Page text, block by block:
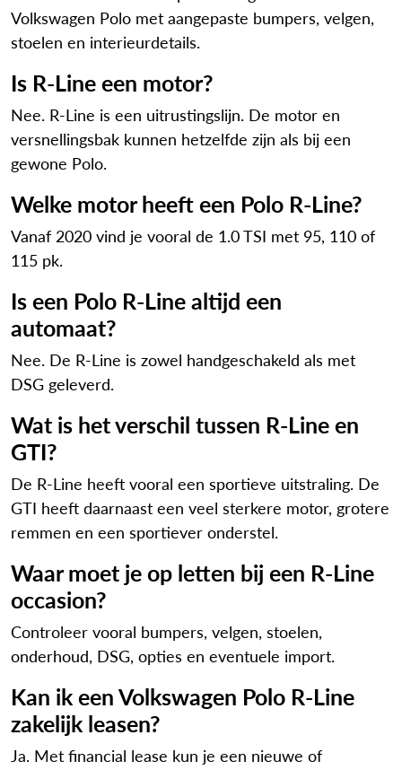
Volkswagen Polo met aangepaste bumpers, velgen,
stoelen en interieurdetails.
Is R-Line een motor?
Nee. R-Line is een uitrustingslijn. De motor en
versnellingsbak kunnen hetzelfde zijn als bij een
gewone Polo.
Welke motor heeft een Polo R-Line?
Vanaf 2020 vind je vooral de 1.0 TSI met 95, 110 of
115 pk.
Is een Polo R-Line altijd een
automaat?
Nee. De R-Line is zowel handgeschakeld als met
DSG geleverd.
Wat is het verschil tussen R-Line en
GTI?
De R-Line heeft vooral een sportieve uitstraling. De
GTI heeft daarnaast een veel sterkere motor, grotere
remmen en een sportiever onderstel.
Waar moet je op letten bij een R-Line
occasion?
Controleer vooral bumpers, velgen, stoelen,
onderhoud, DSG, opties en eventuele import.
Kan ik een Volkswagen Polo R-Line
zakelijk leasen?
Ja. Met financial lease kun je een nieuwe of